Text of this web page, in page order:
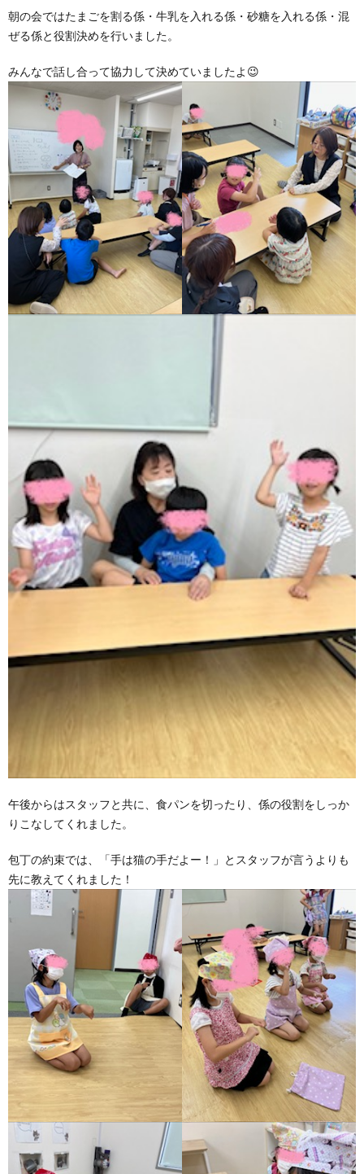
朝の会ではたまごを割る係・牛乳を入れる係・砂糖を入れる係・混
ぜる係と役割決めを行いました。
みんなで話し合って協力して決めていましたよ😉
午後からはスタッフと共に、食パンを切ったり、係の役割をしっか
りこなしてくれました。
包丁の約束では、「手は猫の手だよー！」とスタッフが言うよりも
先に教えてくれました！